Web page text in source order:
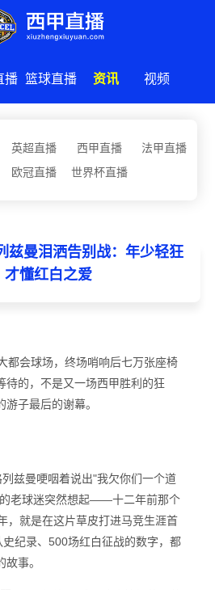
播 篮球直播 资讯 视频
英超直播 西甲直播
法甲直播
欧冠直播 世界杯直播
兹曼泪洒告别战：年少轻狂
才懂红白之爱
会球场，终场哨响后七万张座椅
待的，不是又一场西甲胜利的狂
子最后的谢幕。
兹曼哽咽着说出"我欠你们一个道
老球迷突然想起——十二年前那个
，就是在这片草皮打进马竞生涯首
纪录、500场红白征战的数字，都
事。